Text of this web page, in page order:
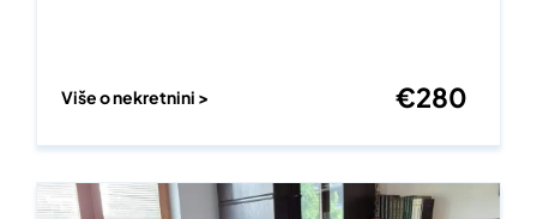
Više o nekretnini > €280